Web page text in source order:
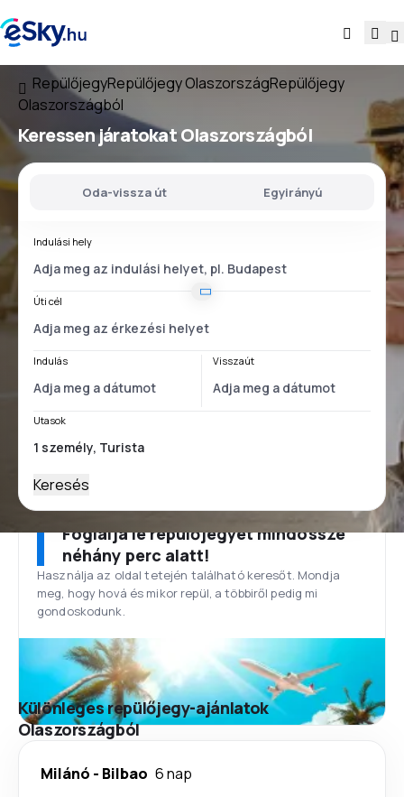
RepülőjegyRepülőjegy OlaszországRepülőjegy
Olaszországból
Keressen járatokatOlaszországból
Oda-vissza út Egyirányú
Indulási hely
Úti cél
Indulás Visszaút
Utasok
Keresés
Foglalja le repülőjegyét mindössze
néhány perc alatt!
Használja az oldal tetején található keresőt. Mondja
meg, hogy hová és mikor repül, a többiről pedig mi
gondoskodunk.
Különleges repülőjegy-ajánlatok
Olaszországból
Milánó - Bilbao 6 nap